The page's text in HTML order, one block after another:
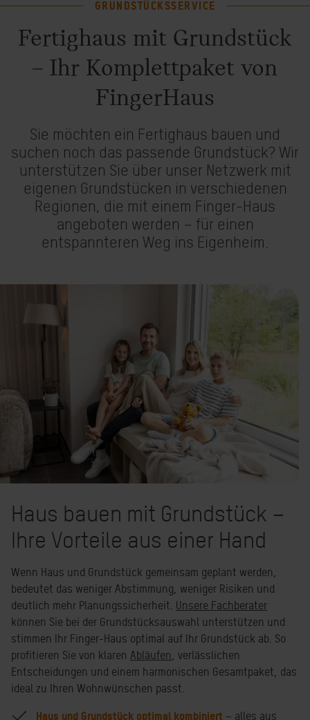
Objektbau
GRUNDSTÜCKSSERVICE
Fertighaus mit Grundstück
– Ihr Komplettpaket von
FingerHaus
Sie möchten ein Fertighaus bauen und
suchen noch das passende Grundstück? Wir
unterstützen Sie über unser Netzwerk mit
eigenen Grundstücken in verschiedenen
Regionen, die mit einem Finger-Haus
angeboten werden – für einen
entspannteren Weg ins Eigenheim.
Haus bauen mit Grundstück –
Ihre Vorteile aus einer Hand
Wenn Haus und Grundstück gemeinsam geplant werden,
bedeutet das weniger Abstimmung, weniger Risiken und
deutlich mehr Planungssicherheit. Unsere Fachberater
können Sie bei der Grundstücksauswahl unterstützen und
stimmen Ihr Finger-Haus optimal auf Ihr Grundstück ab. So
profitieren Sie von klaren Abläufen , verlässlichen
Entscheidungen und einem harmonischen Gesamtpaket, das
ideal zu Ihren Wohnwünschen passt.
Haus und Grundstück optimal kombiniert – alles aus